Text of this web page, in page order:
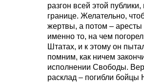
разгон всей этой
границе. Желательно,
жертвы, а потом – аресты
именно то, на чем
Штатах, и к этому он
помним, как ничем
исполнении Свободы.
расклад – погибли